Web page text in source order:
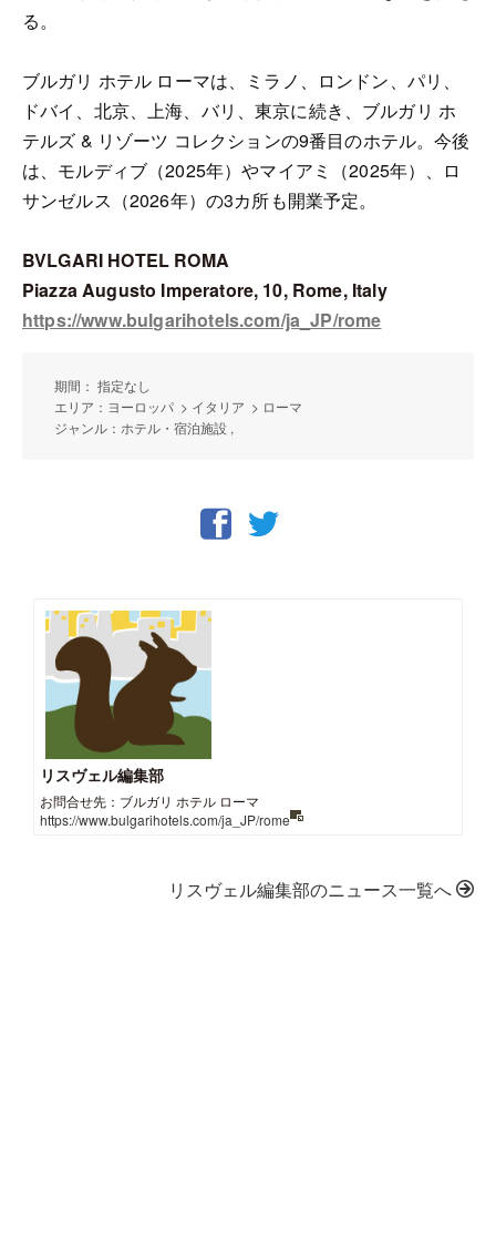
る。
ブルガリ ホテル ローマは、ミラノ、ロンドン、パリ、
ドバイ、北京、上海、バリ、東京に続き、ブルガリ ホ
テルズ & リゾーツ コレクションの9番目のホテル。今後
は、モルディブ（2025年）やマイアミ（2025年）、ロ
サンゼルス（2026年）の3カ所も開業予定。
BVLGARI HOTEL ROMA
Piazza Augusto Imperatore, 10, Rome, Italy
https://www.bulgarihotels.com/ja_JP/rome
期間： 指定なし
エリア：ヨーロッパ > イタリア > ローマ
ジャンル：ホテル・宿泊施設 ,
リスヴェル編集部
お問合せ先：ブルガリ ホテル ローマ
https://www.bulgarihotels.com/ja_JP/rome
リスヴェル編集部のニュース一覧へ